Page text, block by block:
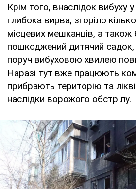
Крім того, внаслідок вибуху
глибока вирва, згоріло
місцевих мешканців, а також
пошкоджений дитячий садок,
поруч вибуховою хвилею
Наразі тут вже працюють
прибрають територію та
наслідки ворожого обстрілу.